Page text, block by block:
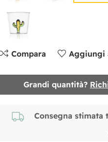
Compara Aggiungi
Grandi quantità?
Consegna stimata